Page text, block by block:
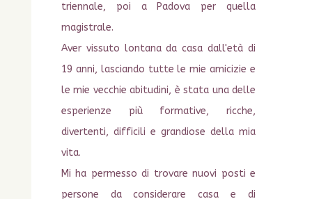
triennale, poi a Padova per quella
magistrale.
Aver vissuto lontana da casa dall'età di
19 anni, lasciando tutte le mie amicizie e
le mie vecchie abitudini, è stata una delle
esperienze più formative, ricche,
divertenti, difficili e grandiose della mia
vita.
Mi ha permesso di trovare nuovi posti e
persone da considerare casa e di